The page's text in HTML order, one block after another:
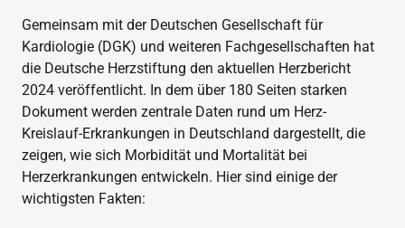
Gemeinsam mit der Deutschen Gesellschaft für
Kardiologie (DGK) und weiteren Fachgesellschaften hat
die Deutsche Herzstiftung den aktuellen Herzbericht
2024 veröffentlicht. In dem über 180 Seiten starken
Dokument werden zentrale Daten rund um Herz-
Kreislauf-Erkrankungen in Deutschland dargestellt, die
zeigen, wie sich Morbidität und Mortalität bei
Herzerkrankungen entwickeln. Hier sind einige der
wichtigsten Fakten: